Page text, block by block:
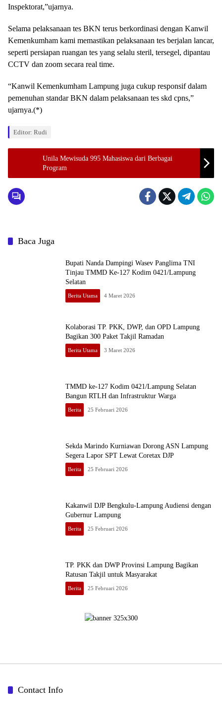
Inspektorat,”ujarnya.
Selama pelaksanaan tes BKN terus berkordinasi dengan Kanwil
Kemenkumham kami memastikan pelaksanaan tes berjalan lancar,
seperti persiapan ruangan tes yang selalu steril, tersegel, dipantau
CCTV dan zoom secara real time.
“Kanwil Kemenkumham Lampung juga cukup responsif dalam
pemenuhan standar BKN dalam pelaksanaan tes skd cpns,”
ujarnya.(*)
Editor: Rudi
Unila Mewisuda 995 Mahasiswa dari Berbagai
Program
Baca Juga
Bupati Nanda Dampingi Wasev Panglima TNI
Tinjau TMMD Ke-127 Kodim 0421/Lampung
Selatan
Berita Utama 4 Maret 2026
Kolaborasi TP. PKK, DWP, dan OPD Lampung
Bagikan 300 Paket Takjil Ramadan
Berita Utama 3 Maret 2026
TMMD ke-127 Kodim 0421/Lampung Selatan
Bangun RTLH dan Infrastruktur Warga
Berita 25 Februari 2026
Sekda Marindo Kurniawan Dorong ASN Lampung
Segera Lapor SPT Lewat Coretax DJP
Berita 25 Februari 2026
Kakanwil DJP Bengkulu-Lampung Audiensi dengan
Gubernur Lampung
Berita 25 Februari 2026
TP. PKK dan DWP Provinsi Lampung Bagikan
Ratusan Takjil untuk Masyarakat
Berita 25 Februari 2026
Contact Info